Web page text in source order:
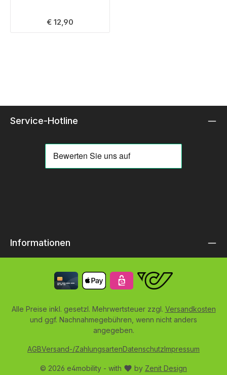
Regulärer Preis:
€ 12,90
Service-Hotline
Informationen
Alle Preise inkl. gesetzl. Mehrwertsteuer zzgl. Versandkosten
und ggf. Nachnahmegebühren, wenn nicht anders
angegeben.
© 2026 e4mobility - with by Zenit Design
AGBVersand-/ZahlungsartenDatenschutzImpressum